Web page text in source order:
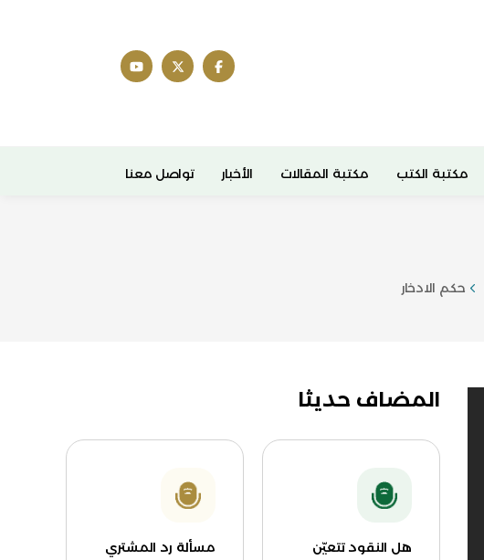
مكتبة الكتب مكتبة المقالات الأخبار تواصل معنا
حكم الادخار
المضاف حديثا
هل النقود تتعيّن
مسألة رد المشتري